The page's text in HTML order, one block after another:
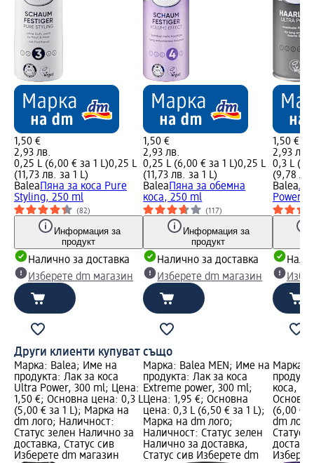
1,50 €
2,93 лв.
0,25 L (6,00 € за 1 L)0,25 L
(11,73 лв. за 1 L)
BaleaПяна за коса Pure
Styling, 250 ml
(82)
Информация за
продукт
Налично за доставка
Изберете dm магазин
1,50 €
2,93 лв.
0,25 L (6,00 € за 1 L)0,25 L
(11,73 лв. за 1 L)
BaleaПяна за обемна
коса, 250 ml
(117)
Информация за
продукт
Налично за доставка
Изберете dm магазин
1,50 €
2,93 лв.
0,3 L
(9,78
Balea
Power,
Други клиенти купуват също
Марка: Balea; Име на
продукта: Лак за коса
Ultra Power, 300 ml; Цена:
1,50 €; Основна цена: 0,3 L
(5,00 € за 1 L); Марка на
dm лого; Наличност:
Статус зелен Налично за
доставка, Статус сив
Изберете dm магазин
Марка: Balea MEN; Име на
продукта: Лак за коса
Extreme power, 300 ml;
Цена: 1,95 €; Основна
цена: 0,3 L (6,50 € за 1 L);
Марка на dm лого;
Наличност: Статус зелен
Налично за доставка,
Статус сив Изберете dm
Марка:
коса,
(6,00 €
dm
Статус